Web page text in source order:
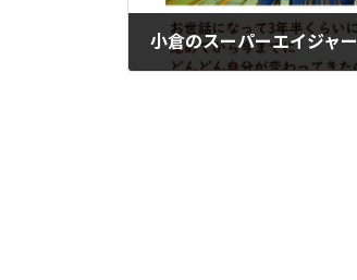
小倉のスーパーエイジャー